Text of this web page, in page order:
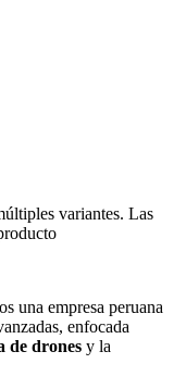
variantes. Las
una empresa peruana
enfocada
de drones y la